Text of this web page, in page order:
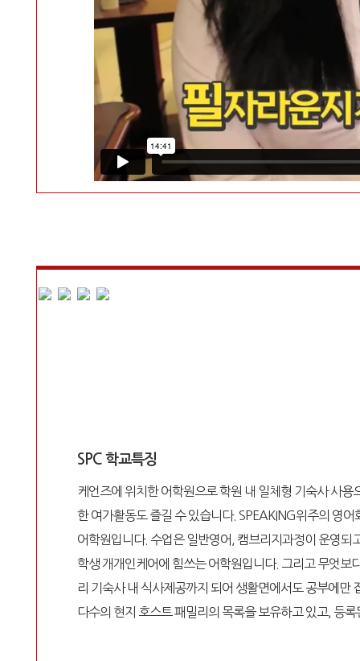
SPC 학교특징
케언즈에 위치한 어학원으로 학원 내 일체형 기숙사 사
한 여가활동도 즐길 수 있습니다. SPEAKING위주의 영
어학원입니다. 수업은 일반영어, 캠브리지과정이 운영되
학생 개개인케어에 힘쓰는 어학원입니다. 그리고 무엇보
리 기숙사 내 식사제공까지 되어 생활면에서도 공부에만
다수의 현지 호스트 패밀리의 목록을 보유하고 있고, 등